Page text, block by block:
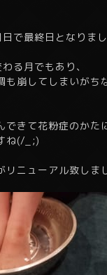
で最終日となりまし
る月でもあり、
も崩してしまいがち
できて花粉症のかた
ね(/_;)
ニューアル致しま